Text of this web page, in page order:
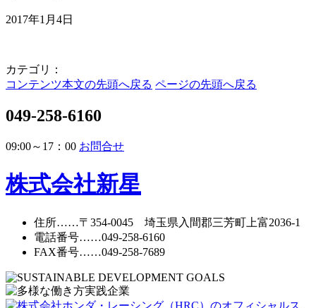
2017年1月4日
カテゴリ：
コンテンツ本文の先頭へ戻る ページの先頭へ戻る
049-258-6160
09:00～17：00 お問合せ
株式会社新星
住所……〒354-0045 埼玉県入間郡三芳町上富2036-1
電話番号……049-258-6160
FAX番号……049-258-7689